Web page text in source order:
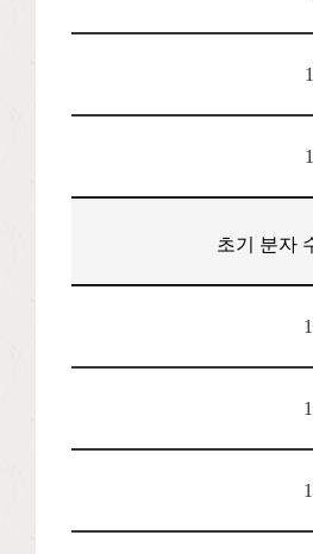
초기 분자